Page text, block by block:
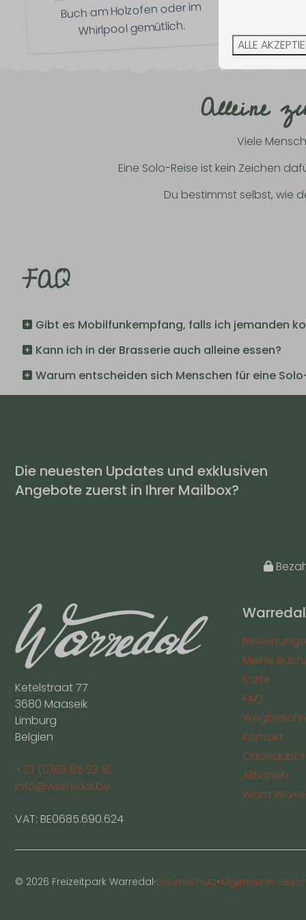
Buch am Holzofen oder im
Whirlpool gemütlich. nach
Alleine
Viele
Eine Solo-Reise ist kein Zeichen
Du bestimmst selbst, wie
FAQ
Gibt es Mobilfunkempfang, falls ich jemanden
Kann ich in der Brasserie auch alleine essen?
Warum entscheiden sich Menschen für eine
Die neuesten Updates und exklusiven
Angebote zuerst in Ihrer Mailbox?
Ketelstraat 77
3680 Maaseik
Limburg
Belgien
+32 (0)89 85 23 16
info@warredal.be
VAT: BE0685.690.624
Warredal
Meine
Karte
FAQ
Kontakt
Aktionen
Word
© 2026 Freizeitpark Warredal·Datenschutz·Allgemeine
ALLE